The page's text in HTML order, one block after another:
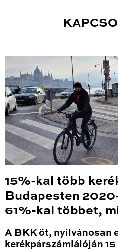
15%-kal több
Budapesten
61%-kal többet,
A BKK öt, nyilvánosan
kerékpárszámlálóján